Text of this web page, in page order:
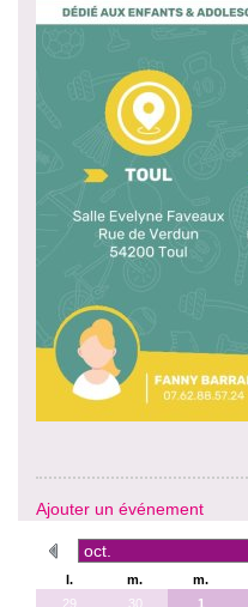
Ajouter un événement
l. m. m.
29
30 1